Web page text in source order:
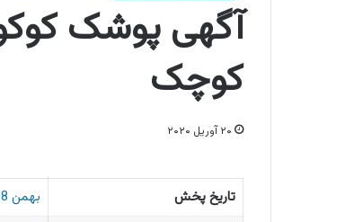
آگهی پوشک
کوچک
۲۰ آوریل ۲۰۲۰
تاریخ پخش
بهمن 1398